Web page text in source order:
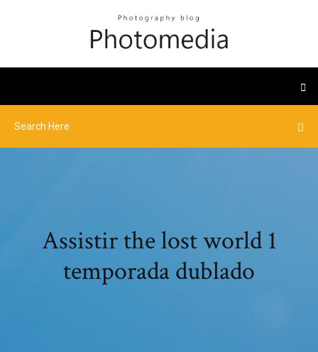
Assistir the lost world 1
temporada dublado